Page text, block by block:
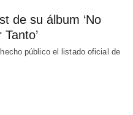
de su álbum ‘No
público el listado oficial de